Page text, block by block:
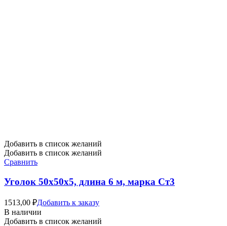
Добавить в список желаний
Добавить в список желаний
Сравнить
Уголок 50х50х5, длина 6 м, марка Ст3
1513,00 ₽Добавить к заказу
В наличии
Добавить в список желаний